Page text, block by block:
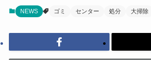
NEWS ゴミ センター 処分 大掃除